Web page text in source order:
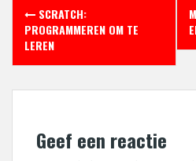
SCRATCH:
PROGRAMMEREN OM TE
LEREN
Geef een reactie